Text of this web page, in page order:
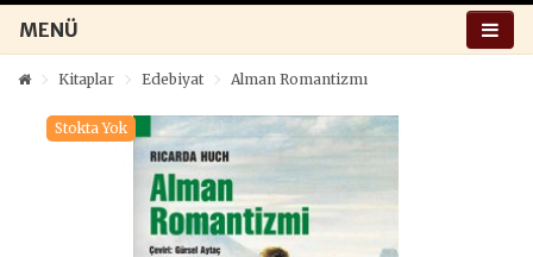
MENÜ
Kitaplar Edebiyat Alman Romantizmı
Stokta Yok